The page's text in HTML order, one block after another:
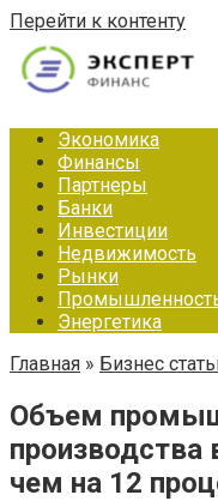
Перейти к контенту
Экономика
Финансы
Партнеры
Банки
Инвестиции
Недвижимость
Рынки
Энергетика
Главная » Бизнес
Объем
чем на 12